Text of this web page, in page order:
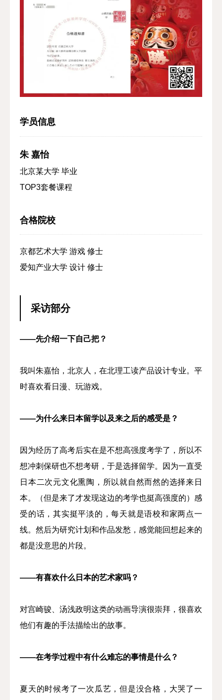
学员信息
朱 嘉怡
北京某大学 毕业
TOP3套餐课程
合格院校
京都艺术大学 游戏 修士
爱知产业大学 设计 修士
采访部分
——先介绍一下自己把？
我叫朱嘉怡，北京人，在北理工读产品设计专业。平
时喜欢看日漫、玩游戏。
——为什么来日本留学以及来之后的感受是？
因为经历了高考后实在是不想高强度考学了，所以不
想冲刺保研也不想考研，于是选择留学。因为一直受
日本二次元文化熏陶，所以就自然而然的选择来日
本。（但是来了才发现这边的考学也挺高强度的）感
受的话，其实挺平淡的，每天就是语校和家两点一
线。然后为研究计划和作品发愁，感觉能回想起来的
都是没意思的片段。
——有喜欢什么日本的艺术家吗？
对宫崎骏、汤浅政明这类的动画导演很崇拜，很喜欢
他们有趣的手法描绘出的故事。
——在考学过程中有什么难忘的事情是什么？
夏天的时候考了一次瓜艺，但是没合格，大哭了一